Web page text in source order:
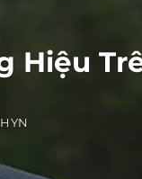
Hiệu